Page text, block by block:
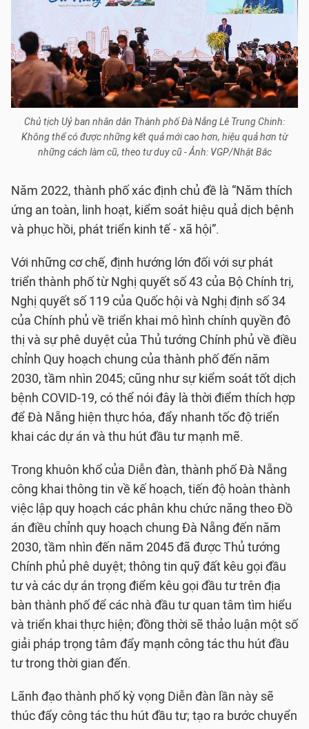
Chủ tịch Uỷ ban nhân dân Thành phố Đà Nẵng Lê Trung Chinh:
Không thể có được những kết quả mới cao hơn, hiệu quả hơn từ
những cách làm cũ, theo tư duy cũ - Ảnh: VGP/Nhật Bắc
Năm 2022, thành phố xác định chủ đề là “Năm thích
ứng an toàn, linh hoạt, kiểm soát hiệu quả dịch bệnh
và phục hồi, phát triển kinh tế - xã hội”.
Với những cơ chế, định hướng lớn đối với sự phát
triển thành phố từ Nghị quyết số 43 của Bộ Chính trị,
Nghị quyết số 119 của Quốc hội và Nghị định số 34
của Chính phủ về triển khai mô hình chính quyền đô
thị và sự phê duyệt của Thủ tướng Chính phủ về điều
chỉnh Quy hoạch chung của thành phố đến năm
2030, tầm nhìn 2045; cũng như sự kiểm soát tốt dịch
bệnh COVID-19, có thể nói đây là thời điểm thích hợp
để Đà Nẵng hiện thực hóa, đẩy nhanh tốc độ triển
khai các dự án và thu hút đầu tư mạnh mẽ.
Trong khuôn khổ của Diễn đàn, thành phố Đà Nẵng
công khai thông tin về kế hoạch, tiến độ hoàn thành
việc lập quy hoạch các phân khu chức năng theo Đồ
án điều chỉnh quy hoạch chung Đà Nẵng đến năm
2030, tầm nhìn đến năm 2045 đã được Thủ tướng
Chính phủ phê duyệt; thông tin quỹ đất kêu gọi đầu
tư và các dự án trọng điểm kêu gọi đầu tư trên địa
bàn thành phố để các nhà đầu tư quan tâm tìm hiểu
và triển khai thực hiện; đồng thời sẽ thảo luận một số
giải pháp trọng tâm đẩy mạnh công tác thu hút đầu
tư trong thời gian đến.
Lãnh đạo thành phố kỳ vọng Diễn đàn lần này sẽ
thúc đẩy công tác thu hút đầu tư; tạo ra bước chuyển